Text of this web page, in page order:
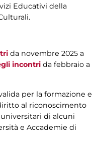
Educativi della
da novembre 2025 a
incontri da febbraio a
per la formazione e
al riconoscimento
di alcuni
e Accademie di